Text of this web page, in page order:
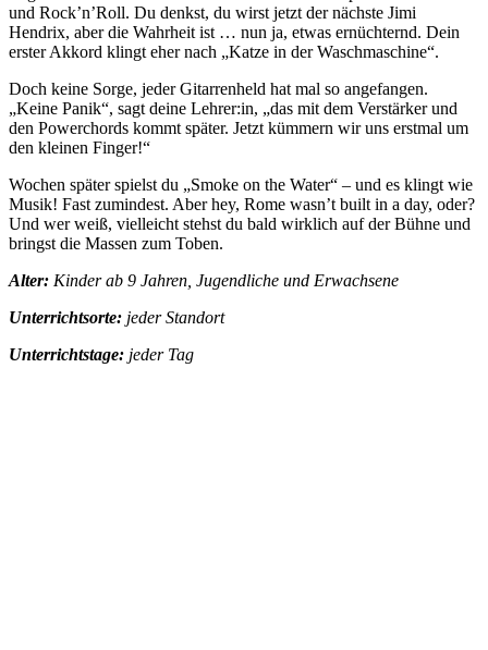
und Rock’n’Roll. Du denkst, du wirst jetzt der nächste Jimi
Hendrix, aber die Wahrheit ist … nun ja, etwas ernüchternd. Dein
erster Akkord klingt eher nach „Katze in der Waschmaschine“.
Doch keine Sorge, jeder Gitarrenheld hat mal so angefangen.
„Keine Panik“, sagt deine Lehrer:in, „das mit dem Verstärker und
den Powerchords kommt später. Jetzt kümmern wir uns erstmal um
den kleinen Finger!“
Wochen später spielst du „Smoke on the Water“ – und es klingt wie
Musik! Fast zumindest. Aber hey, Rome wasn’t built in a day, oder?
Und wer weiß, vielleicht stehst du bald wirklich auf der Bühne und
bringst die Massen zum Toben.
Alter: Kinder ab 9 Jahren, Jugendliche und Erwachsene
Unterrichtsorte: jeder Standort
Unterrichtstage: jeder Tag